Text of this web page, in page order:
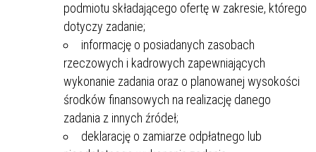
podmiotu składającego ofertę w zakresie, którego
dotyczy zadanie;
informację o posiadanych zasobach
rzeczowych i kadrowych zapewniających
wykonanie zadania oraz o planowanej wysokości
środków finansowych na realizację danego
zadania z innych źródeł;
deklarację o zamiarze odpłatnego lub